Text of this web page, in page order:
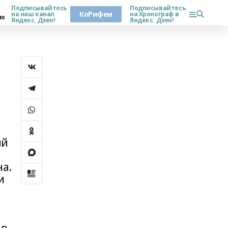
Подписывайтесь
на наш канал
Яндекс. Дзен!
КоРифеи
Подписывайтесь
на Хронограф в
Яндекс. Дзен!